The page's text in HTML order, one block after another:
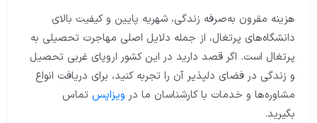
هزینه مقرون به‌صرفه زندگی، شهریه پایین و کیفیت بالای
دانشگاه‌های پرتغال، از جمله دلایل اصلی مهاجرت تحصیلی به
پرتغال است. اگر قصد دارید در این کشور اروپای غربی تحصیل
و زندگی در فضای دلپذیر آن را تجربه کنید، برای دریافت انواع
مشاوره‌ها و خدمات با کارشناسان ما در ویزاپس تماس
بگیرید.